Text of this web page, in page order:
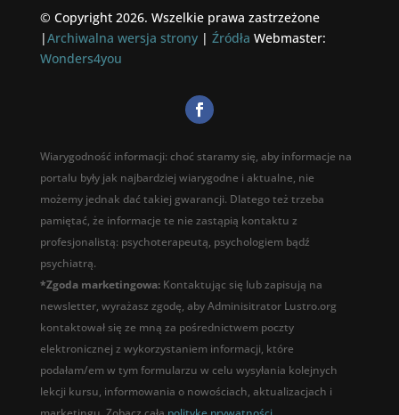
© Copyright 2026. Wszelkie prawa zastrzeżone
|Archiwalna wersja strony| Źródła Webmaster:
Wonders4you
Wiarygodność informacji: choć staramy się, aby informacje na
portalu były jak najbardziej wiarygodne i aktualne, nie
możemy jednak dać takiej gwarancji. Dlatego też trzeba
pamiętać, że informacje te nie zastąpią kontaktu z
profesjonalistą: psychoterapeutą, psychologiem bądź
psychiatrą.
*Zgoda marketingowa: Kontaktując się lub zapisują na
newsletter, wyrażasz zgodę, aby Adminisitrator Lustro.org
kontaktował się ze mną za pośrednictwem poczty
elektronicznej z wykorzystaniem informacji, które
podałam/em w tym formularzu w celu wysyłania kolejnych
lekcji kursu, informowania o nowościach, aktualizacjach i